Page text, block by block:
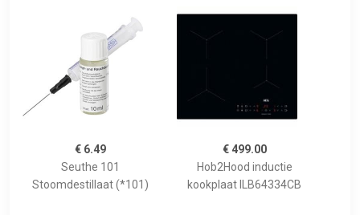
€ 6.49
Seuthe 101
Stoomdestillaat (*101)
€ 499.00
Hob2Hood inductie
kookplaat ILB64334CB